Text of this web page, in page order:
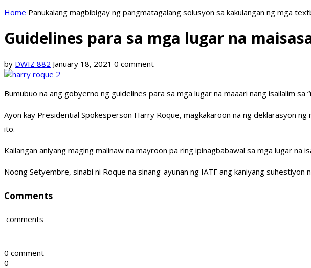
Home Panukalang magbibigay ng pangmatagalang solusyon sa kakulangan ng mga
Guidelines para sa mga lugar na
by DWIZ 882 January 18, 2021 0 comment
Bumubuo na ang gobyerno ng guidelines para sa mga lugar na maaari nang isailalim sa
Ayon kay Presidential Spokesperson Harry Roque, magkakaroon na ng deklarasyon
ito.
Kailangan aniyang maging malinaw na mayroon pa ring ipinagbabawal sa mga lugar na
Noong Setyembre, sinabi ni Roque na sinang-ayunan ng IATF ang kaniyang
Comments
comments
0 comment
0